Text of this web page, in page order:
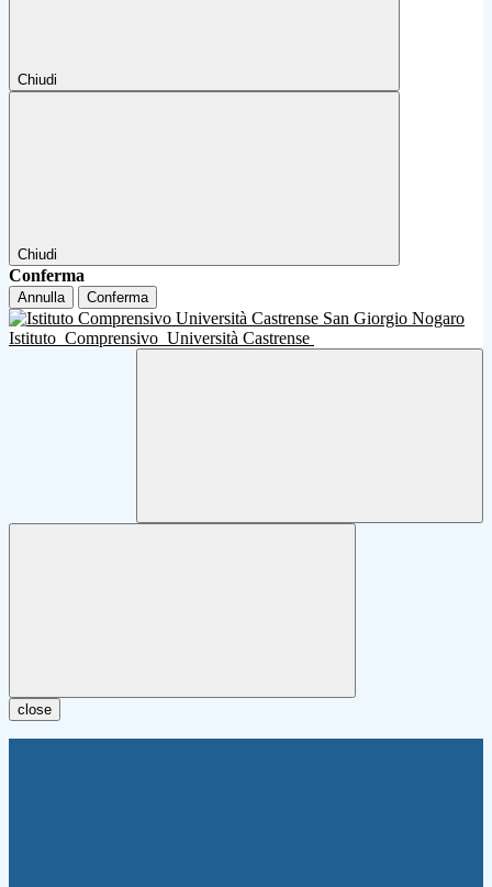
Chiudi
Chiudi
Conferma
Annulla Conferma
Istituto Comprensivo Università Castrense
close